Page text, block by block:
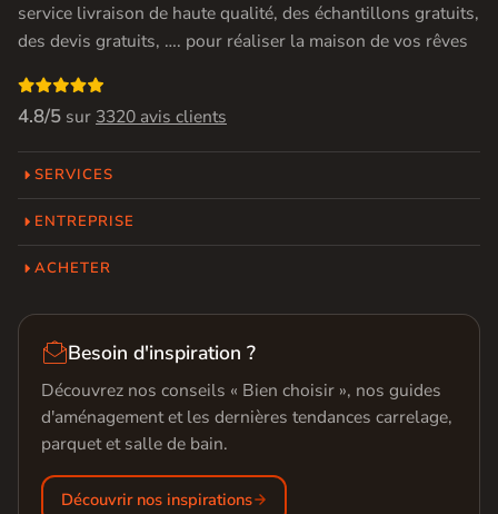
service livraison de haute qualité, des échantillons gratuits,
des devis gratuits, …. pour réaliser la maison de vos rêves

4.8/5 sur 3320 avis clients
SERVICES
ENTREPRISE
ACHETER
Besoin d'inspiration ?
Découvrez nos conseils « Bien choisir », nos guides
d'aménagement et les dernières tendances carrelage,
parquet et salle de bain.
Découvrir nos inspirations